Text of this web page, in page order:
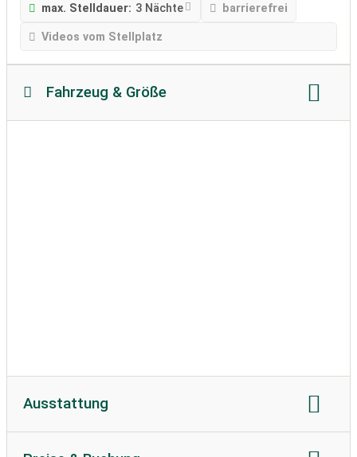
max. Stelldauer: 3 Nächte barrierefrei
Videos vom Stellplatz
Fahrzeug & Größe
Ausstattung